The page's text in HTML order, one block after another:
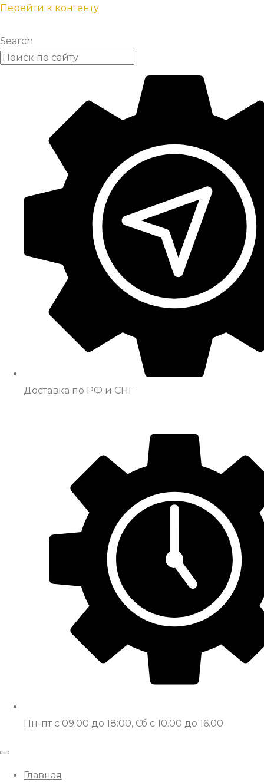
Перейти к контенту
Search
Доставка по РФ и СНГ
Пн-пт с 09:00 до 18:00, Сб с 10.00 до 16.00
Главная